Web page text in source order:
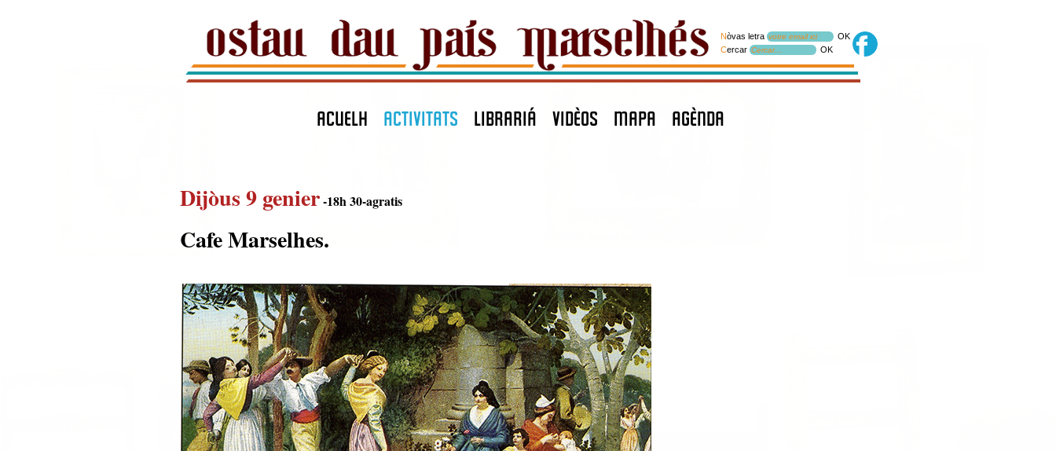
Nòvas letra votre email ici
OK
Cercar Cercar… OK
ACUELH ACTIVITATS LIBRARIÁ VIDÈOS MAPA agènda
Dijòus 9 genier-18h 30-agratis
Cafe Marselhes.